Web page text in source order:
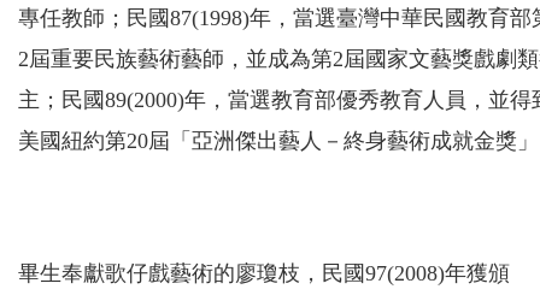
專任教師；民國87(1998)年，當選臺灣中華民國教育部
2屆重要民族藝術藝師，並成為第2屆國家文藝獎戲劇
主；民國89(2000)年，當選教育部優秀教育人員，並得
美國紐約第20屆「亞洲傑出藝人－終身藝術成就金獎
畢生奉獻歌仔戲藝術的廖瓊枝，民國97(2008)年獲頒